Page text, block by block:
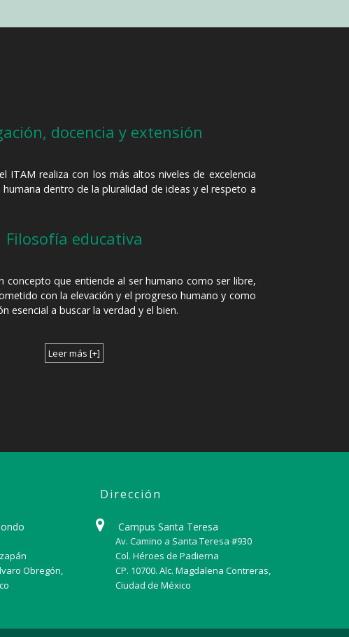
docencia y extensión
ITAM realiza con los más altos niveles de excelencia
humana dentro de la pluralidad de ideas y el respeto a
Filosofía educativa
concepto que entiende al ser humano como ser libre,
con la elevación y el progreso humano y como
esencial a buscar la verdad y el bien.
Leer más [+]
Dirección
Obregón,
Campus Santa Teresa
Av. Camino a Santa Teresa #930
Col. Héroes de Padierna
CP. 10700. Alc. Magdalena Contreras,
Ciudad de México